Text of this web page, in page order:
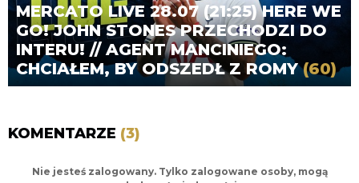
MERCATO LIVE 28.07 (21:25) HERE WE
GO! JOHN STONES PRZECHODZI DO
INTERU! // AGENT MANCINIEGO:
CHCIAŁEM, BY ODSZEDŁ Z ROMY(60)
KOMENTARZE (3)
Nie jesteś zalogowany. Tylko zalogowane osoby, mogą